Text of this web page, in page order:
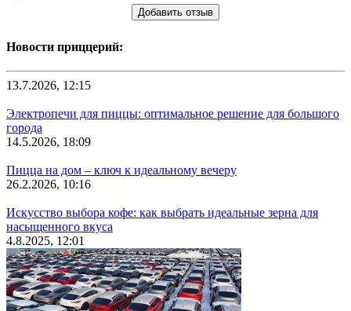
Добавить отзыв
Новости приццерий:
13.7.2026, 12:15
Электропечи для пиццы: оптимальное решение для большого
города
14.5.2026, 18:09
Пицца на дом – ключ к идеальному вечеру
26.2.2026, 10:16
Искусство выбора кофе: как выбрать идеальные зерна для
насыщенного вкуса
4.8.2025, 12:01